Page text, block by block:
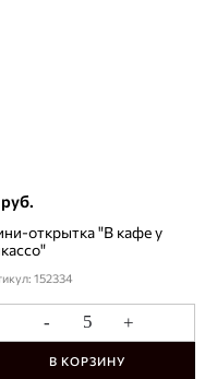
открытка "В кафе у
152334
- +
В КОРЗИНУ